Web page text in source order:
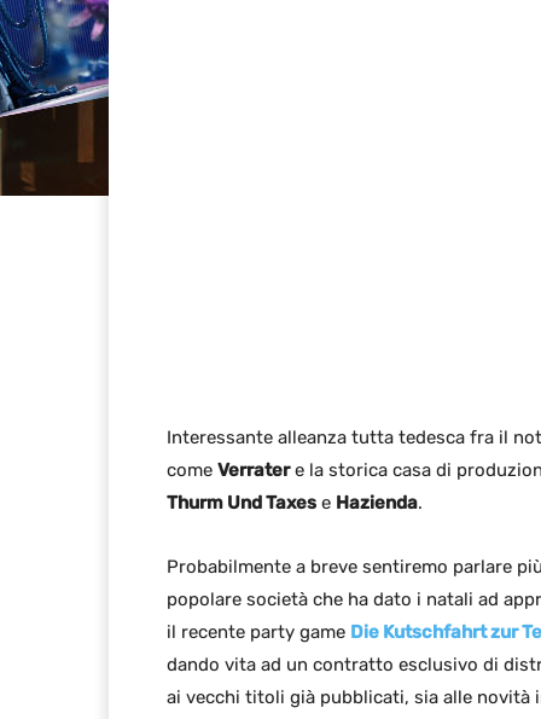
Interessante alleanza tutta tedesca fra il
come Verratere la storica casa di
Thurm Und Taxes e Hazienda.
Probabilmente a breve sentiremo parlare
popolare società che ha dato i natali ad
il recente party game Die Kutschfahrt zur
dando vita ad un contratto esclusivo di
ai vecchi titoli già pubblicati, sia alle novità